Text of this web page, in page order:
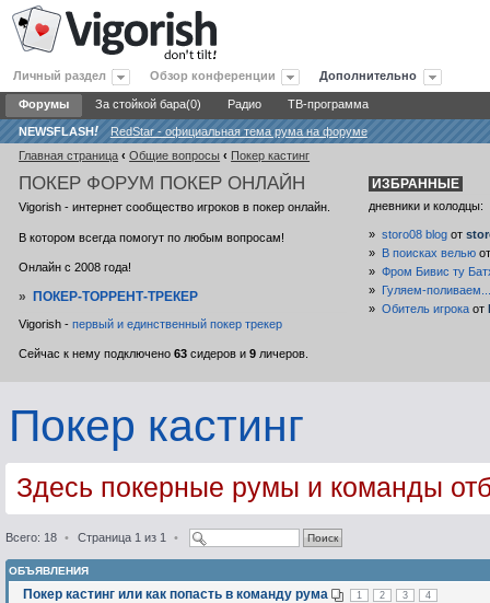
Личный раздел Обзор конференции Дополнительно
Форумы За стойкой бара(0) Радио ТВ-программа
NEWSFLASH!
RedStar - официальная тема рума на форуме
Главная страница ‹ Общие вопросы ‹ Покер кастинг
ПОКЕР ФОРУМ ПОКЕР ОНЛАЙН
Vigorish - интернет сообщество игроков в покер онлайн.
В котором всегда помогут по любым вопросам!
Онлайн с 2008 года!
»ПОКЕР-ТОРРЕНТ-ТРЕКЕР
Vigorish -первый и единственный покер трекер
Сейчас к нему подключено63 сидеров и9 личеров.
ИЗБРАННЫЕ
дневники и колодцы:
»storo08 blog от
»
В поисках велью
»Фром Бивис ту
»
Гуляем-
»Обитель игрока от
Покер кастинг
Здесь покерные румы и команды
Всего: 18 • Страница 1 из 1 •
ОБЪЯВЛЕНИЯ
Покер кастинг или как попасть в команду рума 1 2 3 4